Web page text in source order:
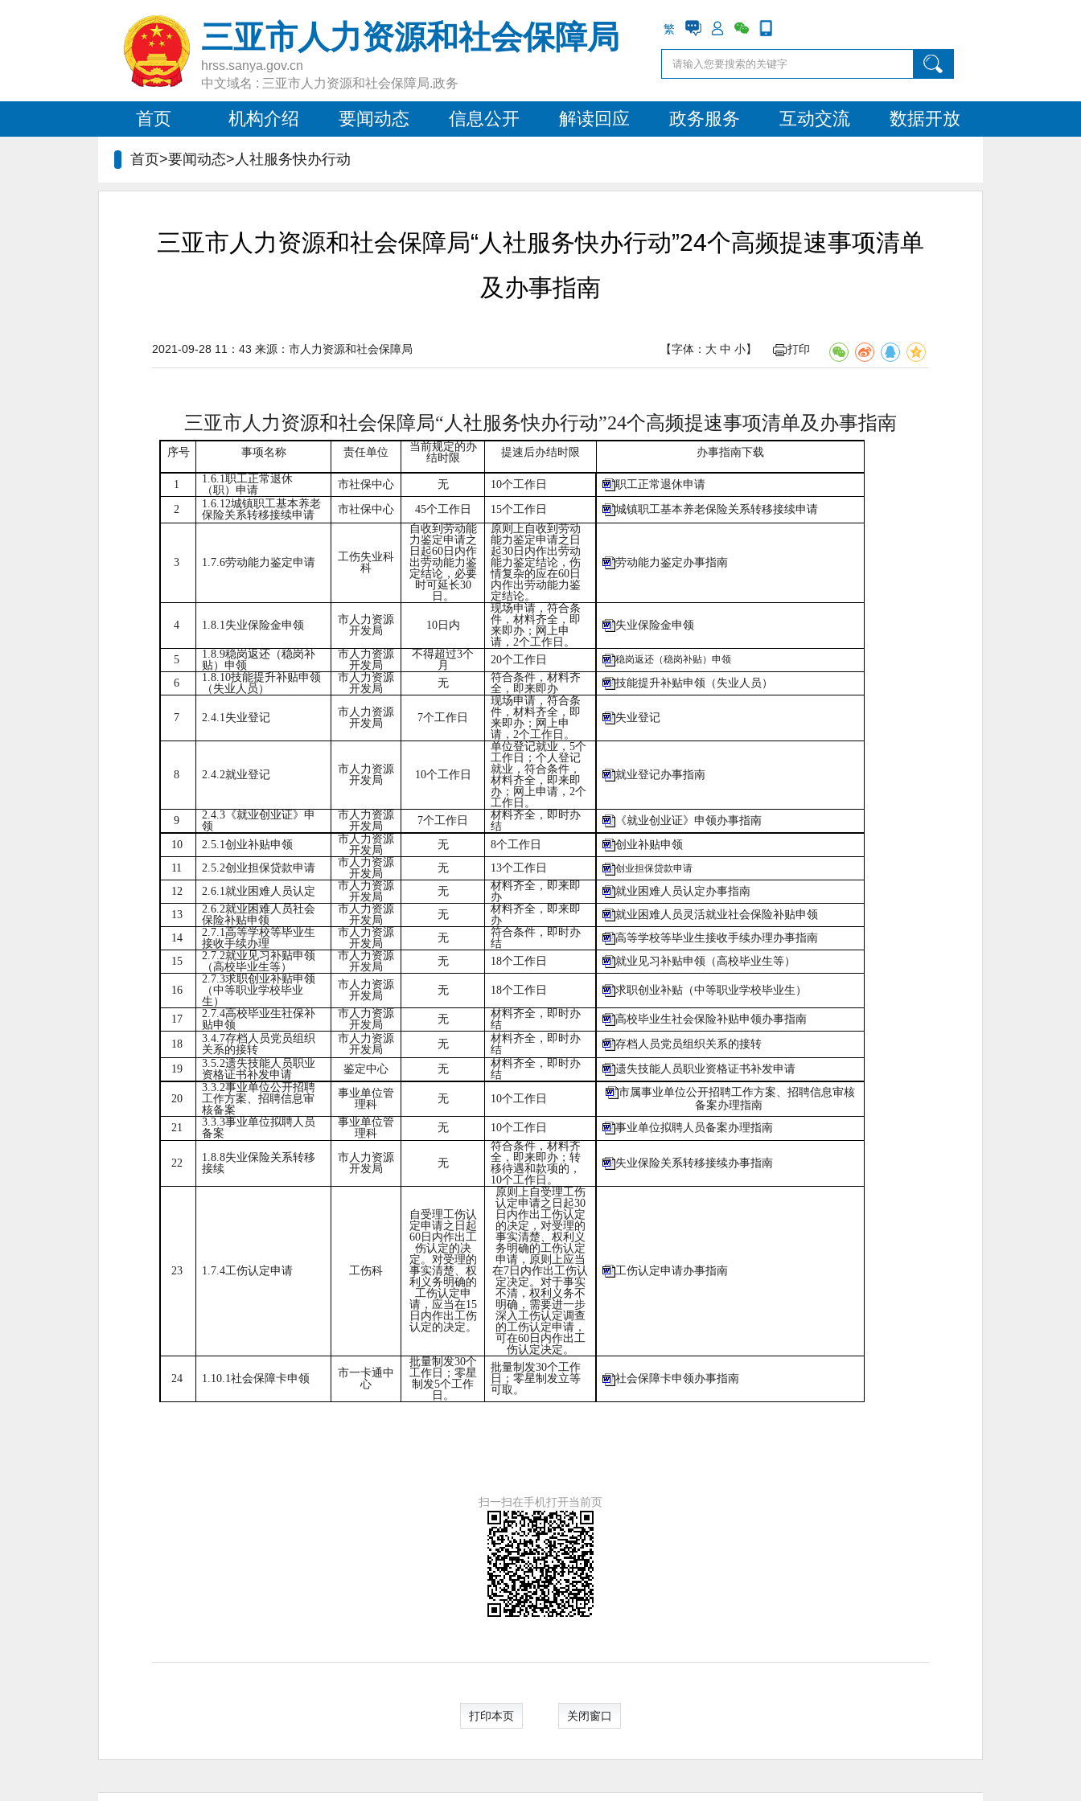
三亚市人力资源和社会保障局
hrss.sanya.gov.cn
中文域名 : 三亚市人力资源和社会保障局.政务
繁
首页 机构介绍 要闻动态 信息公开 解读回应 政务服务 互动交流 数据开放
首页>要闻动态>人社服务快办行动
三亚市人力资源和社会保障局“人社服务快办行动”24个高频提速事项清单
及办事指南
【字体： 大 中 小】 打印
2021-09-28 11：43 来源： 市人力资源和社会保障局
三亚市人力资源和社会保障局“人社服务快办行动”24个高频提速事项清单及办事指南
序号 事项名称 责任单位
当前规定的办
结时限
提速后办结时限 办事指南下载
1
1.6.1职工正常退休
（职）申请
市社保中心 无 10个工作日 职工正常退休申请
2
1.6.12城镇职工基本养老
保险关系转移接续申请
市社保中心 45个工作日 15个工作日 城镇职工基本养老保险关系转移接续申请
3 1.7.6劳动能力鉴定申请
工伤失业科
科
自收到劳动能
力鉴定申请之
日起60日内作
出劳动能力鉴
定结论，必要
时可延长30
日。
原则上自收到劳动
能力鉴定申请之日
起30日内作出劳动
能力鉴定结论，伤
情复杂的应在60日
内作出劳动能力鉴
定结论。
劳动能力鉴定办事指南
4 1.8.1失业保险金申领
市人力资源
开发局
10日内
现场申请，符合条
件，材料齐全，即
来即办；网上申
请，2个工作日。
失业保险金申领
5
1.8.9稳岗返还（稳岗补
贴）申领
市人力资源
开发局
不得超过3个
月
20个工作日 稳岗返还（稳岗补贴）申领
6
1.8.10技能提升补贴申领
（失业人员）
市人力资源
开发局
无
符合条件，材料齐
全，即来即办
技能提升补贴申领（失业人员）
7 2.4.1失业登记
市人力资源
开发局
7个工作日
现场申请，符合条
件，材料齐全，即
来即办；网上申
请，2个工作日。
失业登记
8 2.4.2就业登记
市人力资源
开发局
10个工作日
单位登记就业，5个
工作日；个人登记
就业，符合条件，
材料齐全，即来即
办；网上申请，2个
工作日。
就业登记办事指南
9
2.4.3《就业创业证》申
领
市人力资源
开发局
7个工作日
材料齐全，即时办
结
《就业创业证》申领办事指南
10
2.5.1创业补贴申领
市人力资源
开发局
无 8个工作日
创业补贴申领
11
2.5.2创业担保贷款申请
市人力资源
开发局
无 13个工作日 创业担保贷款申请
12 2.6.1就业困难人员认定
市人力资源
开发局
无
材料齐全，即来即
办
就业困难人员认定办事指南
13
2.6.2就业困难人员社会
保险补贴申领
市人力资源
开发局
无
材料齐全，即来即
办
就业困难人员灵活就业社会保险补贴申领
14
2.7.1高等学校等毕业生
接收手续办理
市人力资源
开发局
无
符合条件，即时办
结
高等学校等毕业生接收手续办理办事指南
15
2.7.2就业见习补贴申领
（高校毕业生等）
市人力资源
开发局
无 18个工作日 就业见习补贴申领（高校毕业生等）
16
2.7.3求职创业补贴申领
（中等职业学校毕业
生）
市人力资源
开发局
无 18个工作日 求职创业补贴（中等职业学校毕业生）
17
2.7.4高校毕业生社保补
贴申领
市人力资源
开发局
无
材料齐全，即时办
结
高校毕业生社会保险补贴申领办事指南
18
3.4.7存档人员党员组织
关系的接转
市人力资源
开发局
无
材料齐全，即时办
结
存档人员党员组织关系的接转
19
3.5.2遗失技能人员职业
资格证书补发申请
鉴定中心 无
材料齐全，即时办
结
遗失技能人员职业资格证书补发申请
20
3.3.2事业单位公开招聘
工作方案、招聘信息审
核备案
事业单位管
理科
无 10个工作日
市属事业单位公开招聘工作方案、招聘信息审核
备案办理指南
21
3.3.3事业单位拟聘人员
备案
事业单位管
理科
无 10个工作日 事业单位拟聘人员备案办理指南
22
1.8.8失业保险关系转移
接续
市人力资源
开发局
无
符合条件，材料齐
全，即来即办；转
移待遇和款项的，
10个工作日。
失业保险关系转移接续办事指南
23 1.7.4工伤认定申请 工伤科
自受理工伤认
定申请之日起
60日内作出工
伤认定的决
定。对受理的
事实清楚、权
利义务明确的
工伤认定申
请，应当在15
日内作出工伤
认定的决定。
原则上自受理工伤
认定申请之日起30
日内作出工伤认定
的决定，对受理的
事实清楚、权利义
务明确的工伤认定
申请，原则上应当
在7日内作出工伤认
定决定。对于事实
不清，权利义务不
明确，需要进一步
深入工伤认定调查
的工伤认定申请，
可在60日内作出工
伤认定决定。
工伤认定申请办事指南
24 1.10.1社会保障卡申领
市一卡通中
心
批量制发30个
工作日；零星
制发5个工作
日。
批量制发30个工作
日；零星制发立等
可取。
社会保障卡申领办事指南
扫一扫在手机打开当前页
打印本页 关闭窗口